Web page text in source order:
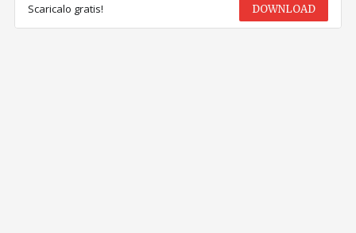
Scaricalo gratis! DOWNLOAD